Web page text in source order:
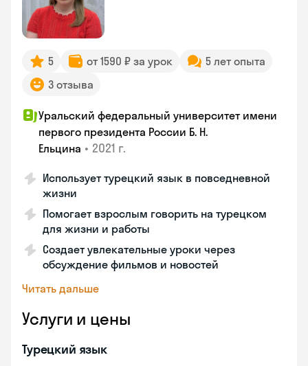
5 от 1590 ₽ за урок
5 лет опыта
3 отзыва
Уральский федеральный университет имени
первого президента России Б. Н.
Ельцина • 2021 г.
Использует турецкий язык в повседневной
жизни
Помогает взрослым говорить на турецком
для жизни и работы
Создает увлекательные уроки через
обсуждение фильмов и новостей
Читать дальше
Услуги и цены
Турецкий язык